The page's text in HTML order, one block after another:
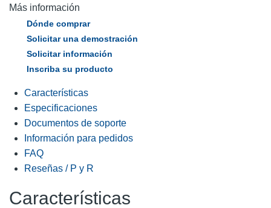
Más información
Dónde comprar
Solicitar una demostración
Solicitar información
Inscriba su producto
Características
Especificaciones
Documentos de soporte
Información para pedidos
FAQ
Reseñas / P y R
Características